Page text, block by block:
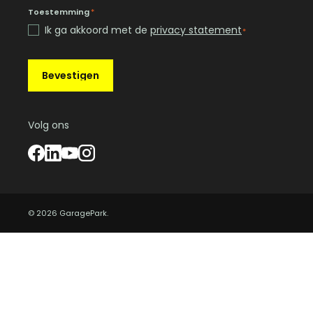
Toestemming*
Ik ga akkoord met de privacy statement*
Bevestigen
Volg ons
© 2026 GaragePark.